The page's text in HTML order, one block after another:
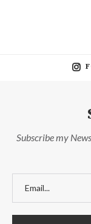
Subscribe my